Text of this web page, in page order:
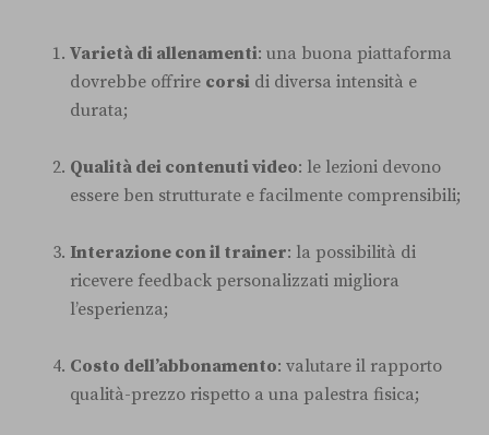
Varietà di allenamenti: una buona piattaforma
dovrebbe offrire corsi di diversa intensità e
durata;
Qualità dei contenuti video: le lezioni devono
essere ben strutturate e facilmente comprensibili;
Interazione con il trainer: la possibilità di
ricevere feedback personalizzati migliora
l’esperienza;
Costo dell’abbonamento: valutare il rapporto
qualità-prezzo rispetto a una palestra fisica;